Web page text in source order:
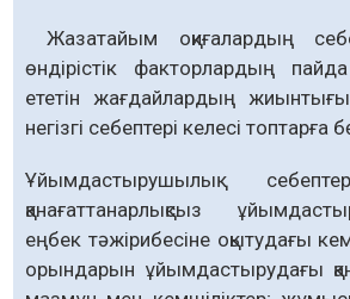
Жазатайым оқиғалардың
өндірістік факторлардың
ететін жағдайлардың
негізгі себептері келесі топтарға
Ұйымдастырушылық
қанағаттанарлықсыз
еңбек тәжірибесіне оқытудағы
орындарын ұйымдастырудағы